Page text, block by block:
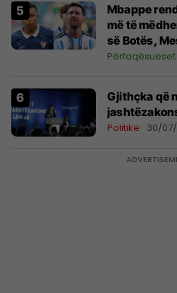
Mbappe
më të
së Botës,
Përfaqësueset
Gjithçka që
Politikë 30/